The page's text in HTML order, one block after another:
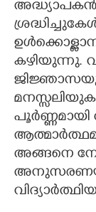
അദ്ധ്യാപകൻ
കഴിയുന്നു.
പൂർണ്ണമായി
അങ്ങനെ